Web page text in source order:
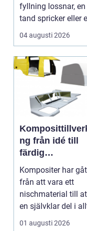
fyllning lossnar, en
tand spricker eller
visdomstand
04 augusti 2026
ng från idé till
färdig
högpresterande
produkt
Kompositer har
från att vara ett
nischmaterial till
en självklar del i
från vindkr...
01 augusti 2026